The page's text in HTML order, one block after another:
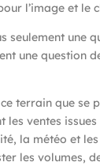
l’image et le
seulement une
une question
terrain que se
les ventes
la météo et
les volumes,